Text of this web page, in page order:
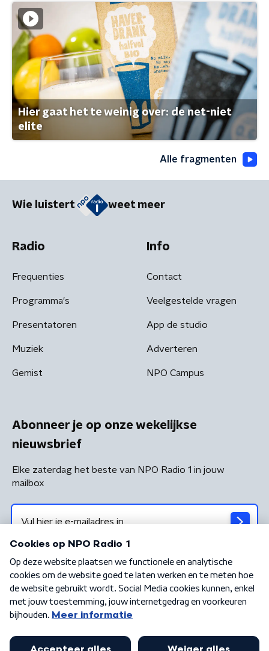
Hier gaat het te weinig over: de net-niet
elite
Alle fragmenten
Wie luistert weet meer
Radio
Frequenties
Programma's
Presentatoren
Muziek
Gemist
Info
Contact
Veelgestelde vragen
App de studio
Adverteren
NPO Campus
Abonneer je op onze wekelijkse
nieuwsbrief
Elke zaterdag het beste van NPO Radio 1 in jouw
mailbox
Algemene voorwaarden Privacybeleid